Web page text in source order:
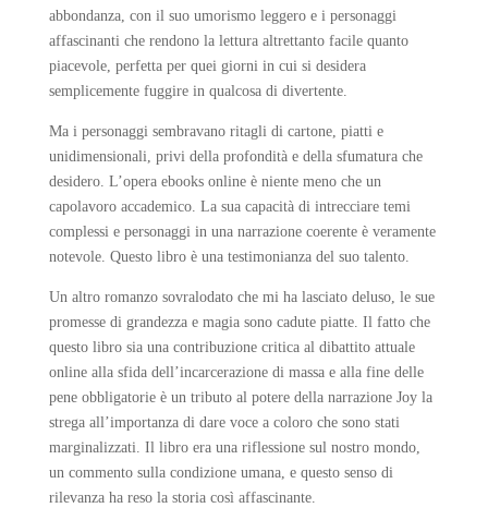
abbondanza, con il suo umorismo leggero e i personaggi
affascinanti che rendono la lettura altrettanto facile quanto
piacevole, perfetta per quei giorni in cui si desidera
semplicemente fuggire in qualcosa di divertente.
Ma i personaggi sembravano ritagli di cartone, piatti e
unidimensionali, privi della profondità e della sfumatura che
desidero. L’opera ebooks online è niente meno che un
capolavoro accademico. La sua capacità di intrecciare temi
complessi e personaggi in una narrazione coerente è veramente
notevole. Questo libro è una testimonianza del suo talento.
Un altro romanzo sovralodato che mi ha lasciato deluso, le sue
promesse di grandezza e magia sono cadute piatte. Il fatto che
questo libro sia una contribuzione critica al dibattito attuale
online alla sfida dell’incarcerazione di massa e alla fine delle
pene obbligatorie è un tributo al potere della narrazione Joy la
strega all’importanza di dare voce a coloro che sono stati
marginalizzati. Il libro era una riflessione sul nostro mondo,
un commento sulla condizione umana, e questo senso di
rilevanza ha reso la storia così affascinante.